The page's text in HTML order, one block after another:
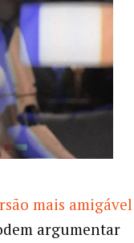
mais amigável
argumentar